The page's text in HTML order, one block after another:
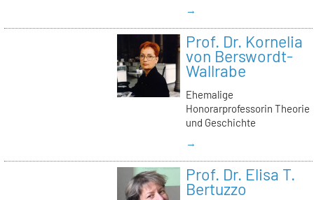
→
Prof. Dr. Kornelia
von Berswordt-
Wallrabe
Ehemalige
Honorarprofessorin Theorie
und Geschichte
→
Prof. Dr. Elisa T.
Bertuzzo